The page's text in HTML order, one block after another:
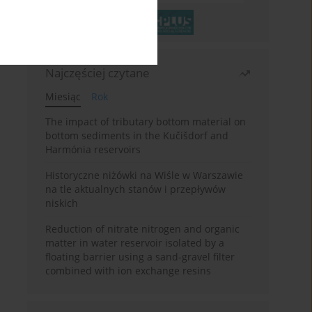
Najczęściej czytane
Miesiąc
Rok
The impact of tributary bottom material on
bottom sediments in the Kučišdorf and
Harmónia reservoirs
Historyczne niżówki na Wiśle w Warszawie
na tle aktualnych stanów i przepływów
niskich
Reduction of nitrate nitrogen and organic
matter in water reservoir isolated by a
floating barrier using a sand-gravel filter
combined with ion exchange resins